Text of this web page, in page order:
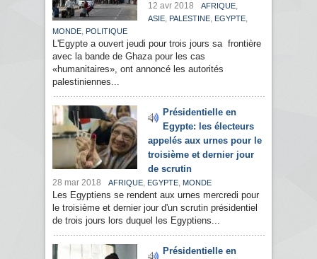
12 avr 2018 AFRIQUE,
ASIE, PALESTINE, EGYPTE,
MONDE, POLITIQUE
L'Egypte a ouvert jeudi pour trois jours sa frontière
avec la bande de Ghaza pour les cas
«humanitaires», ont annoncé les autorités
palestiniennes...
Présidentielle en
Egypte: les électeurs
appelés aux urnes pour le
troisième et dernier jour
de scrutin
28 mar 2018 AFRIQUE, EGYPTE, MONDE
Les Egyptiens se rendent aux urnes mercredi pour
le troisième et dernier jour d'un scrutin présidentiel
de trois jours lors duquel les Egyptiens...
Présidentielle en